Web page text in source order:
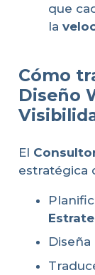
que
la
Cómo
Diseño
El
estratégica
Diseña